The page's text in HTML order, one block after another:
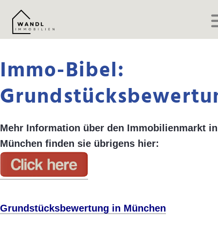
Immo-Bibel:
Mehr Information über den Immobilienmarkt in
München finden sie übrigens hier:
Grundstücksbewertung in München